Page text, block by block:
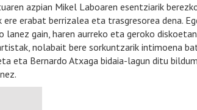
azpian Mikel Laboaren esentziarik
erabat berrizalea eta trasgresorea dena.
gain, haren aurreko eta geroko
nolabait bere sorkuntzarik intimoena
eta Bernardo Atxaga bidaia-lagun ditu